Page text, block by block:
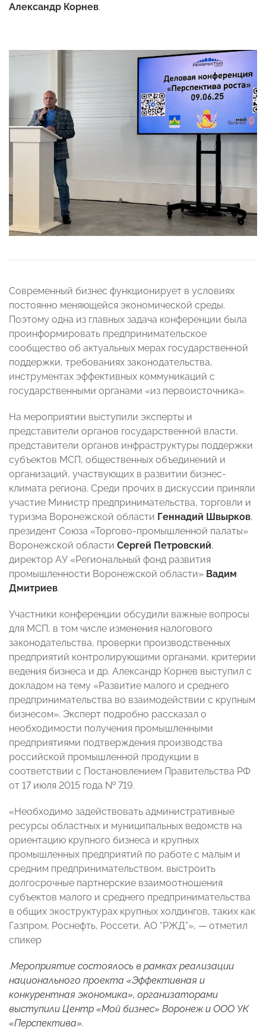
Александр Корнев.
Современный бизнес функционирует в условиях
постоянно меняющейся экономической среды.
Поэтому одна из главных задача конференции была
проинформировать предпринимательское
сообщество об актуальных мерах государственной
поддержки, требованиях законодательства,
инструментах эффективных коммуникаций с
государственными органами «из первоисточника».
На мероприятии выступили эксперты и
представители органов государственной власти,
представители органов инфраструктуры поддержки
субъектов МСП, общественных объединений и
организаций, участвующих в развитии бизнес-
климата региона. Среди прочих в дискуссии приняли
участие Министр предпринимательства, торговли и
туризма Воронежской области Геннадий Швырков,
президент Союза «Торгово-промышленной палаты»
Воронежской области Сергей Петровский,
директор АУ «Региональный фонд развития
промышленности Воронежской области» Вадим
Дмитриев.
Участники конференции обсудили важные вопросы
для МСП, в том числе изменения налогового
законодательства, проверки производственных
предприятий контролирующими органами, критерии
ведения бизнеса и др. Александр Корнев выступил с
докладом на тему «Развитие малого и среднего
предпринимательства во взаимодействии с крупным
бизнесом». Эксперт подробно рассказал о
необходимости получения промышленными
предприятиями подтверждения производства
российской промышленной продукции в
соответствии с Постановлением Правительства РФ
от 17 июля 2015 года № 719.
«Необходимо задействовать административные
ресурсы областных и муниципальных ведомств на
ориентацию крупного бизнеса и крупных
промышленных предприятий по работе с малым и
средним предпринимательством, выстроить
долгосрочные партнерские взаимоотношения
субъектов малого и среднего предпринимательства
в общих экоструктурах крупных холдингов, таких как
Газпром, Роснефть, Россети, АО “РЖД”», — отметил
спикер
.Мероприятие состоялось в рамках реализации
национального проекта «Эффективная и
конкурентная экономика», организаторами
выступили Центр «Мой бизнес» Воронеж и ООО УК
«Перспектива».